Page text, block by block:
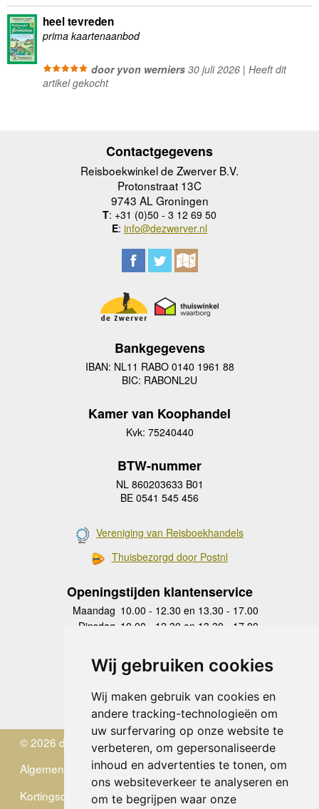
Wij gebruiken cookies
Wij maken gebruik van cookies en
andere tracking-technologieën om
uw surfervaring op onze website te
verbeteren, om gepersonaliseerde
inhoud en advertenties te tonen, om
ons websiteverkeer te analyseren en
om te begrijpen waar onze
heel tevreden
prima kaartenaanbod
door yvon werniers30 juli 2026 | Heeft dit
artikel gekocht
Contactgegevens
Reisboekwinkel de Zwerver B.V.
Protonstraat 13C
9743 AL Groningen
T: +31 (0)50 - 3 12 69 50
E: info@dezwerver.nl
Bankgegevens
IBAN: NL11 RABO 0140 1961 88
BIC: RABONL2U
Kamer van Koophandel
Kvk: 75240440
BTW-nummer
NL 860203633 B01
BE 0541 545 456
Vereniging van Reisboekhandels
Thuisbezorgd door Postnl
Openingstijden klantenservice
Maandag 10.00 - 12.30 en 13.30 - 17.00
Dinsdag 10.00 - 12.30 en 13.30 - 17.00
Donderdag
10.00 - 12.30 en 13.30 - 17.00
Vrijdag 10.00 - 12.30 en 13.30 - 17.00
Zaterdag
gesloten
Zondag gesloten
© 2026 de Zwerver
Algemene Voorwaarden
Kortingscode